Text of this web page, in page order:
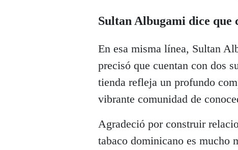
Sultan Albugami dice que
En esa misma línea, Sultan
precisó que cuentan con dos
tienda refleja un profundo
vibrante comunidad de
Agradeció por construir
tabaco dominicano es mucho